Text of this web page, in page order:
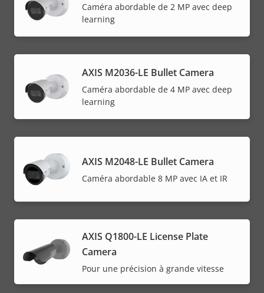
Caméra abordable de 2 MP avec deep
learning
AXIS M2036-LE Bullet Camera
Caméra abordable de 4 MP avec deep
learning
AXIS M2048-LE Bullet Camera
Caméra abordable 8 MP avec IA et IR
AXIS Q1800-LE License Plate
Camera
Pour une précision à grande vitesse